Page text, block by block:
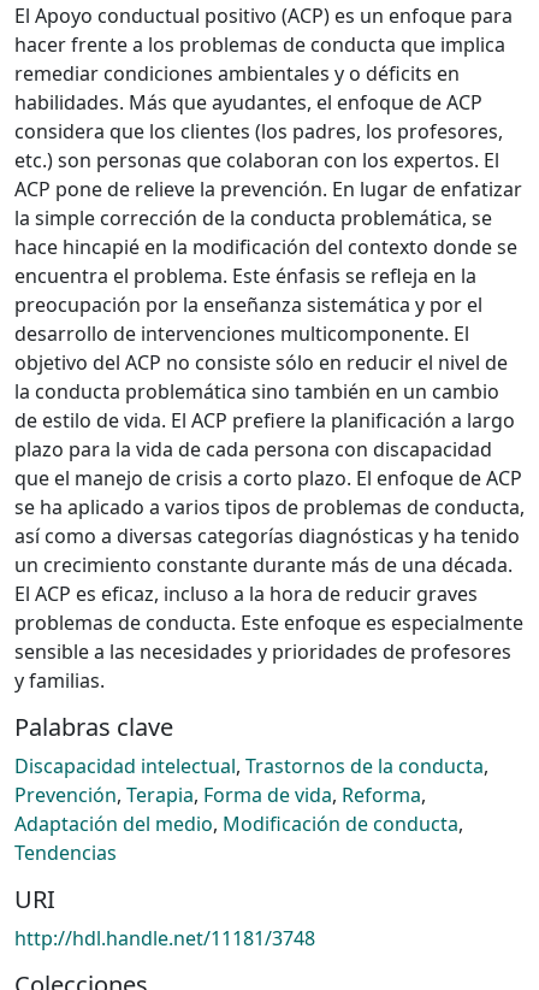
El Apoyo conductual positivo (ACP) es un enfoque para
hacer frente a los problemas de conducta que implica
remediar condiciones ambientales y o déficits en
habilidades. Más que ayudantes, el enfoque de ACP
considera que los clientes (los padres, los profesores,
etc.) son personas que colaboran con los expertos. El
ACP pone de relieve la prevención. En lugar de enfatizar
la simple corrección de la conducta problemática, se
hace hincapié en la modificación del contexto donde se
encuentra el problema. Este énfasis se refleja en la
preocupación por la enseñanza sistemática y por el
desarrollo de intervenciones multicomponente. El
objetivo del ACP no consiste sólo en reducir el nivel de
la conducta problemática sino también en un cambio
de estilo de vida. El ACP prefiere la planificación a largo
plazo para la vida de cada persona con discapacidad
que el manejo de crisis a corto plazo. El enfoque de ACP
se ha aplicado a varios tipos de problemas de conducta,
así como a diversas categorías diagnósticas y ha tenido
un crecimiento constante durante más de una década.
El ACP es eficaz, incluso a la hora de reducir graves
problemas de conducta. Este enfoque es especialmente
sensible a las necesidades y prioridades de profesores
y familias.
Palabras clave
Discapacidad intelectual, Trastornos de la conducta,
Prevención, Terapia, Forma de vida, Reforma,
Adaptación del medio, Modificación de conducta,
Tendencias
URI
http://hdl.handle.net/11181/3748